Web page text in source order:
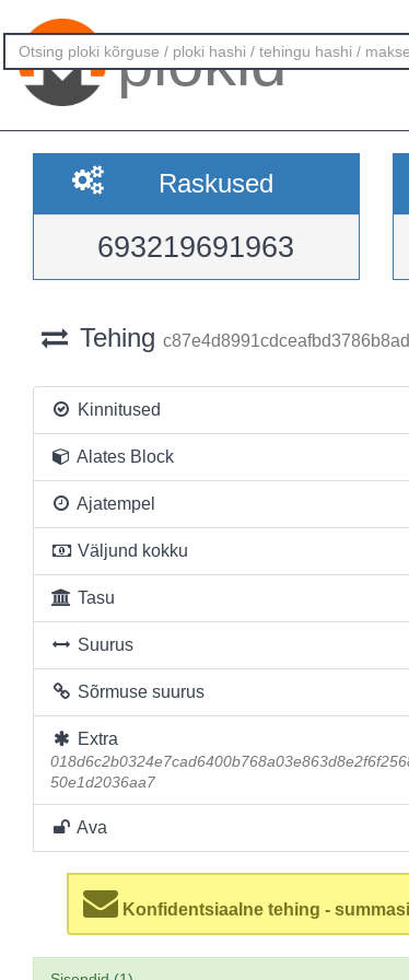
plokid
Raskused
693219691963
Tehing
Kinnitused
Alates Block
Ajatempel
Väljund kokku
Tasu
Suurus
Sõrmuse suurus
Extra
50e1d2036aa7
Ava
Konfidentsiaalne tehing -